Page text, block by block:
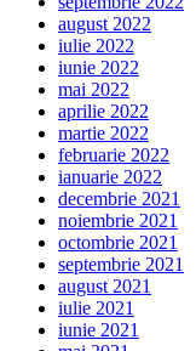
august 2022
iulie 2022
iunie 2022
mai 2022
aprilie 2022
martie 2022
februarie 2022
ianuarie 2022
decembrie 2021
noiembrie 2021
octombrie 2021
septembrie 2021
august 2021
iulie 2021
iunie 2021